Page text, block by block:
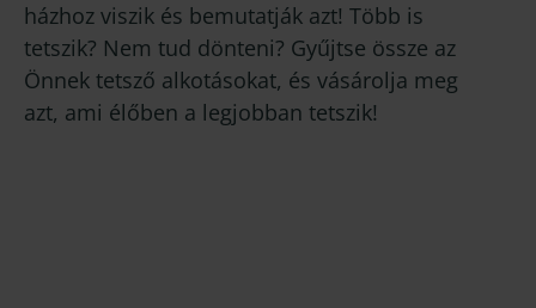
házhoz viszik és bemutatják azt! Több is
tetszik? Nem tud dönteni? Gyűjtse össze az
Önnek tetsző alkotásokat, és vásárolja meg
azt, ami élőben a legjobban tetszik!